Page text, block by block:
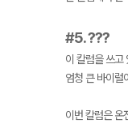
#5. ???
이 칼럼을 쓰고
엄청 큰 바이럴
이번 칼럼은 온